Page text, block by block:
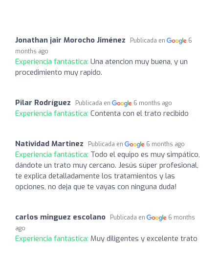
Jonathan jair Morocho Jiménez Publicada en
6
months ago
Experiencia fantástica: Una atencion muy buena, y un
procedimiento muy rapido.
Pilar Rodríguez Publicada en 6 months ago
Experiencia fantástica: Contenta con el trato recibido
Natividad Martinez Publicada en 6 months ago
Experiencia fantástica: Todo el equipo es muy simpático,
dándote un trato muy cercano. Jesús súper profesional,
te explica detalladamente los tratamientos y las
opciones, no deja que te vayas con ninguna duda!
carlos minguez escolano Publicada en
6 months
ago
Experiencia fantástica: Muy diligentes y excelente trato